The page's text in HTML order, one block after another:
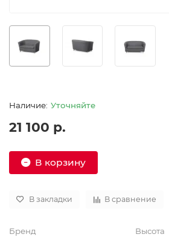
Уточняйте
21 100 р.
В корзину
В закладки В сравнение
Бренд Высота